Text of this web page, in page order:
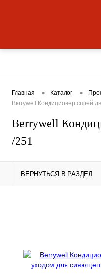
Главная • Каталог •
Berrywell Кондиционер спрей
Berrywell
/251
ВЕРНУТЬСЯ В РАЗДЕЛ